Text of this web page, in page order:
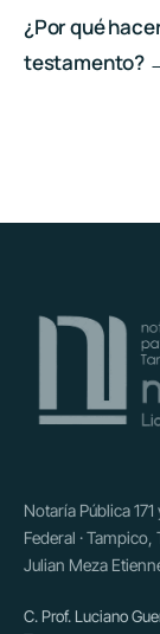
¿Por qué
testamento?
Notaría Pública
Federal ·
Julian Meza
C. Prof. Luciano